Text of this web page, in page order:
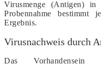
Virusmenge (Antigen)
Probennahme bestimmt
Ergebnis.
Virusnachweis durch
Das Vorhandensein